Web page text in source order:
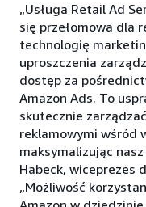
„Usługa Retail Ad
się przełomowa dla
technologię
uproszczenia
dostęp za
Amazon Ads. To
skutecznie
reklamowymi wśród
maksymalizując
Habeck, wiceprezes
„Możliwość